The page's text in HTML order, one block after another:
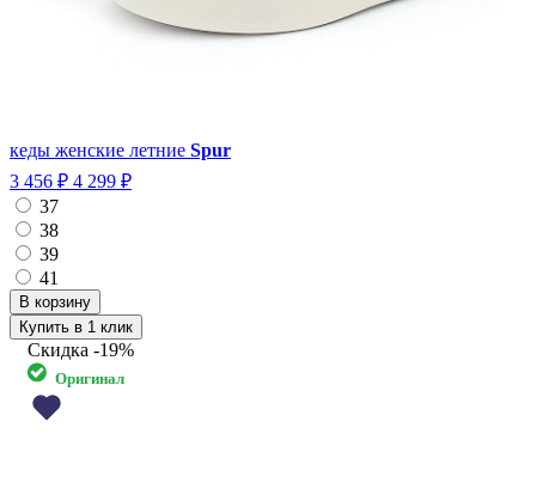
кеды женские летние Spur
3 456 ₽ 4 299 ₽
37
38
39
41
Купить в 1 клик
Скидка -19%
Оригинал